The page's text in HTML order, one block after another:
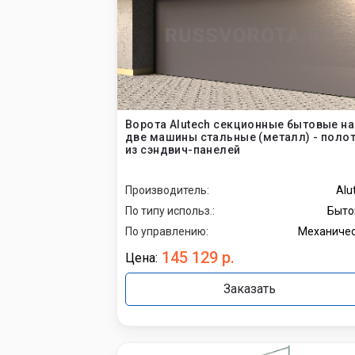
Ворота Alutech секционные бытовые на
две машины стальные (металл) -
из сэндвич-панелей
Производитель:
По типу использ.:
По управлению:
Цена: 145 129 р.
Заказать